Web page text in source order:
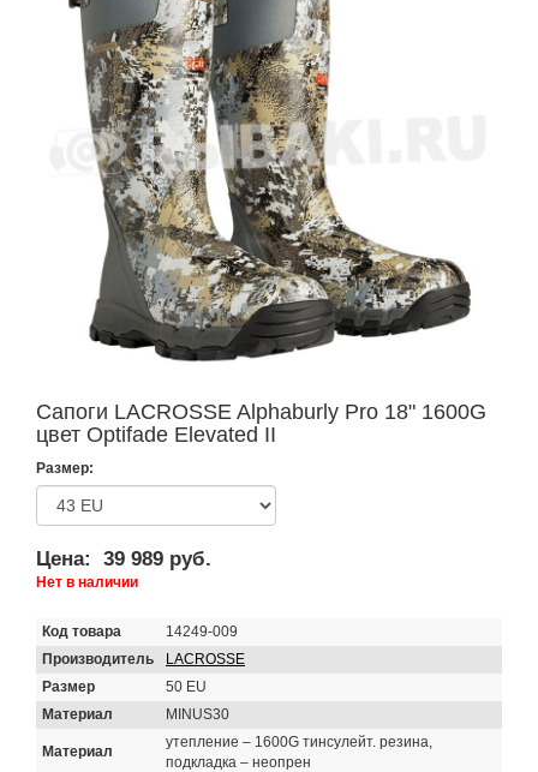
Сапоги LACROSSE Alphaburly Pro 18" 1600G
цвет Optifade Elevated II
Размер:
Цена: 39 989 руб.
Нет в наличии
Код товара
14249-009
Производитель
LACROSSE
Размер
50 EU
Материал
MINUS30
Материал
утепление – 1600G тинсулейт. резина,
подкладка – неопрен